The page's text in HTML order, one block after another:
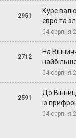
2951
Курс
євро та
04 серпня
2712
На
04 серпня
2591
До
із
04 серпня